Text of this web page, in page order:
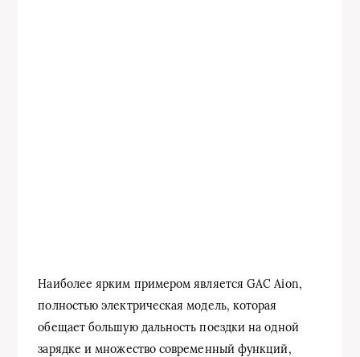
Наиболее ярким примером является GAC Aion,
полностью электрическая модель, которая
обещает большую дальность поездки на одной
зарядке и множество современный функций,